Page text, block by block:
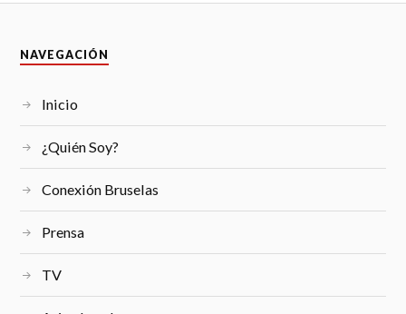
NAVEGACIÓN
Inicio
¿Quién Soy?
Conexión Bruselas
Prensa
TV